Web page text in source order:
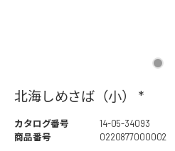
北海しめさば（小） *
カタログ番号
14-05-34093
商品番号
0220877000002